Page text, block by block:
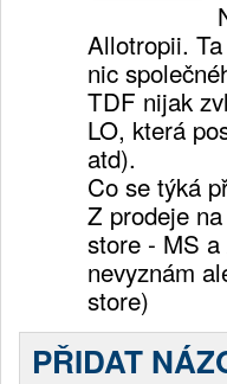
Allotropii.
nic
TDF nijak
LO, která
atd).
Co se týká
Z prodeje
store - MS
nevyznám
store)
PŘIDAT